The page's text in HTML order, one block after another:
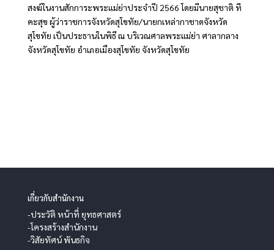
สงฆ์ในงานสักการะพระแม่ย่าประจำปี 2566 โดยมีนายสุชาติ ที
คะสุข ผู้ว่าราชการจังหวัดสุโขทัย/นายกเหล่ากาชาดจังหวัด
สุโขทัย เป็นประธานในพิธี ณ บริเวณศาลพระแม่ย่า ศาลากลาง
จังหวัดสุโขทัย อำเภอเมืองสุโขทัย จังหวัดสุโขทัย
เกี่ยวกับสำนักงาน
-ประวัติ หน้าที่ ยุทธศาสตร์
-โครงสร้างสำนักงาน
-วิสัยทัศน์ พันธกิจ